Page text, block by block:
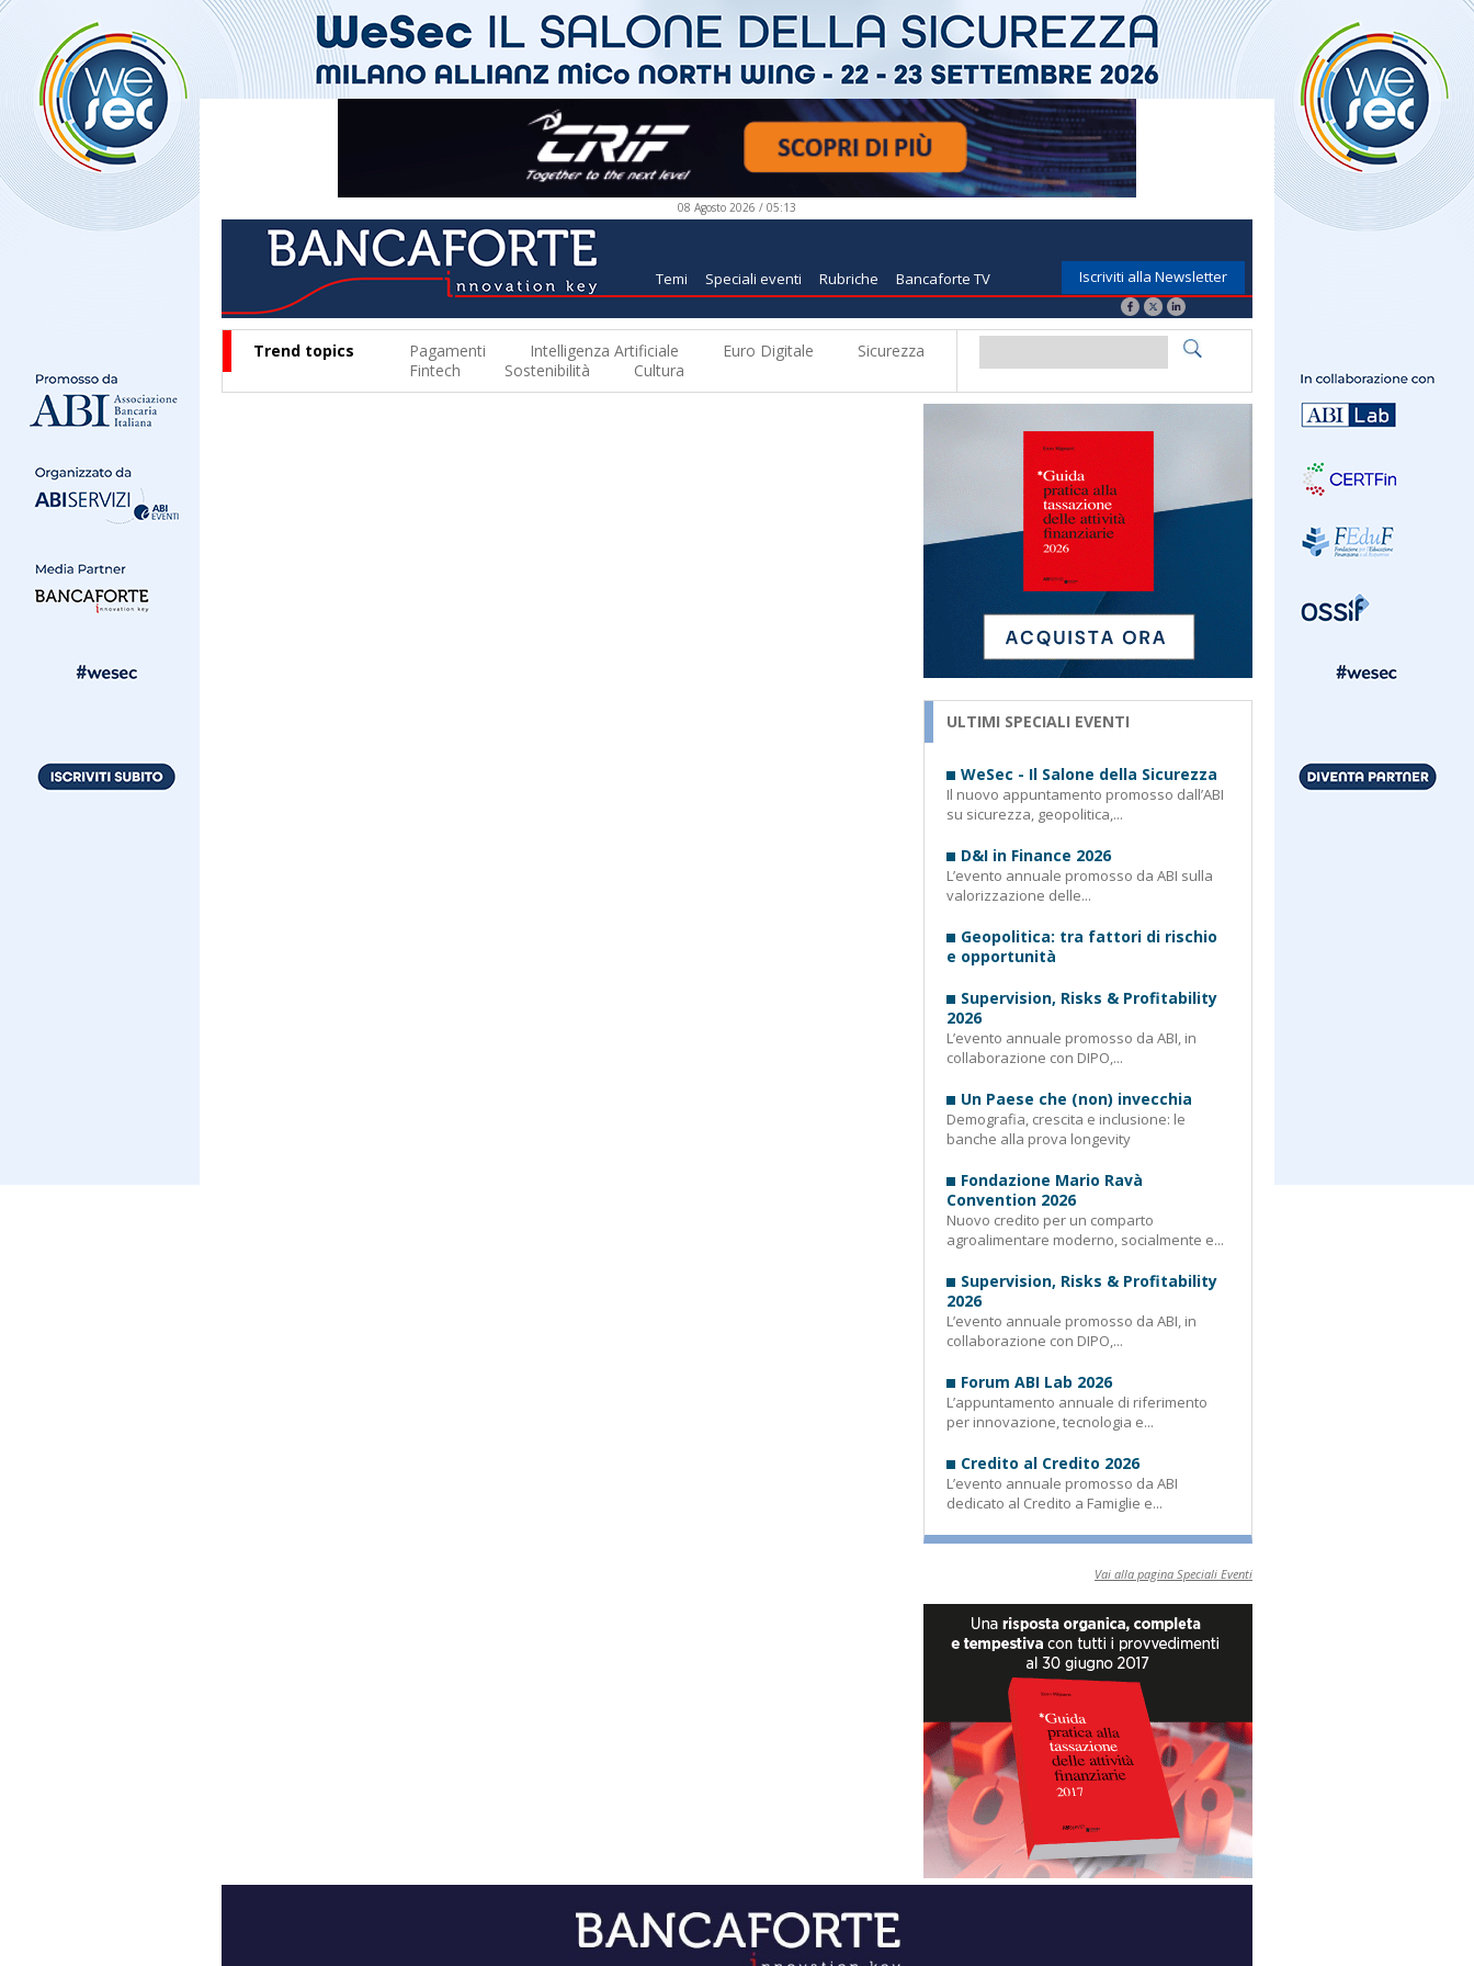
08 Agosto 2026 / 05:13
Temi Speciali eventi Rubriche Bancaforte TV Iscriviti alla Newsletter
Trend topics Pagamenti Intelligenza Artificiale Euro Digitale
Sicurezza
Fintech
Sostenibilità Cultura
ULTIMI SPECIALI EVENTI
WeSec - Il Salone della Sicurezza
Il nuovo appuntamento promosso dall’ABI
su sicurezza, geopolitica,...
D&I in Finance 2026
L’evento annuale promosso da ABI sulla
valorizzazione delle...
Geopolitica: tra fattori di rischio
e opportunità
Supervision, Risks & Profitability
2026
L’evento annuale promosso da ABI, in
collaborazione con DIPO,...
Un Paese che (non) invecchia
Demografia, crescita e inclusione: le
banche alla prova longevity
Fondazione Mario Ravà
Convention 2026
Nuovo credito per un comparto
agroalimentare moderno, socialmente e...
Supervision, Risks & Profitability
2026
L’evento annuale promosso da ABI, in
collaborazione con DIPO,...
Forum ABI Lab 2026
L’appuntamento annuale di riferimento
per innovazione, tecnologia e...
Credito al Credito 2026
L’evento annuale promosso da ABI
dedicato al Credito a Famiglie e...
Vai alla pagina Speciali Eventi